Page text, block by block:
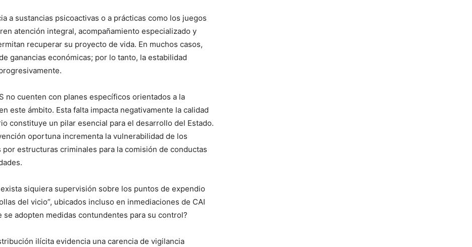
a sustancias psicoactivas o a prácticas como los juegos
atención integral, acompañamiento especializado y
recuperar su proyecto de vida. En muchos casos,
ganancias económicas; por lo tanto, la estabilidad
no cuenten con planes específicos orientados a la
este ámbito. Esta falta impacta negativamente la calidad
constituye un pilar esencial para el desarrollo del Estado.
oportuna incrementa la vulnerabilidad de los
estructuras criminales para la comisión de conductas
siquiera supervisión sobre los puntos de expendio
del vicio”, ubicados incluso en inmediaciones de CAI
adopten medidas contundentes para su control?
ilícita evidencia una carencia de vigilancia